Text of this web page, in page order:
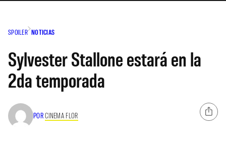
SPOILER NOTICIAS
Sylvester Stallone estará en la
2da temporada
PORCINEMA FLOR